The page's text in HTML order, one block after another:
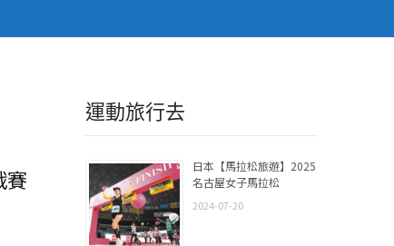
賽
運動旅行去
日本【馬拉松旅遊】2025
名古屋女子馬拉松
2024-07-20